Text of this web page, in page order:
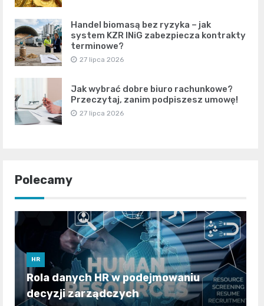
Handel biomasą bez ryzyka – jak
system KZR INiG zabezpiecza kontrakty
terminowe?
27 lipca 2026
Jak wybrać dobre biuro rachunkowe?
Przeczytaj, zanim podpiszesz umowę!
27 lipca 2026
Polecamy
HR
Rola danych HR w podejmowaniu
decyzji zarządczych